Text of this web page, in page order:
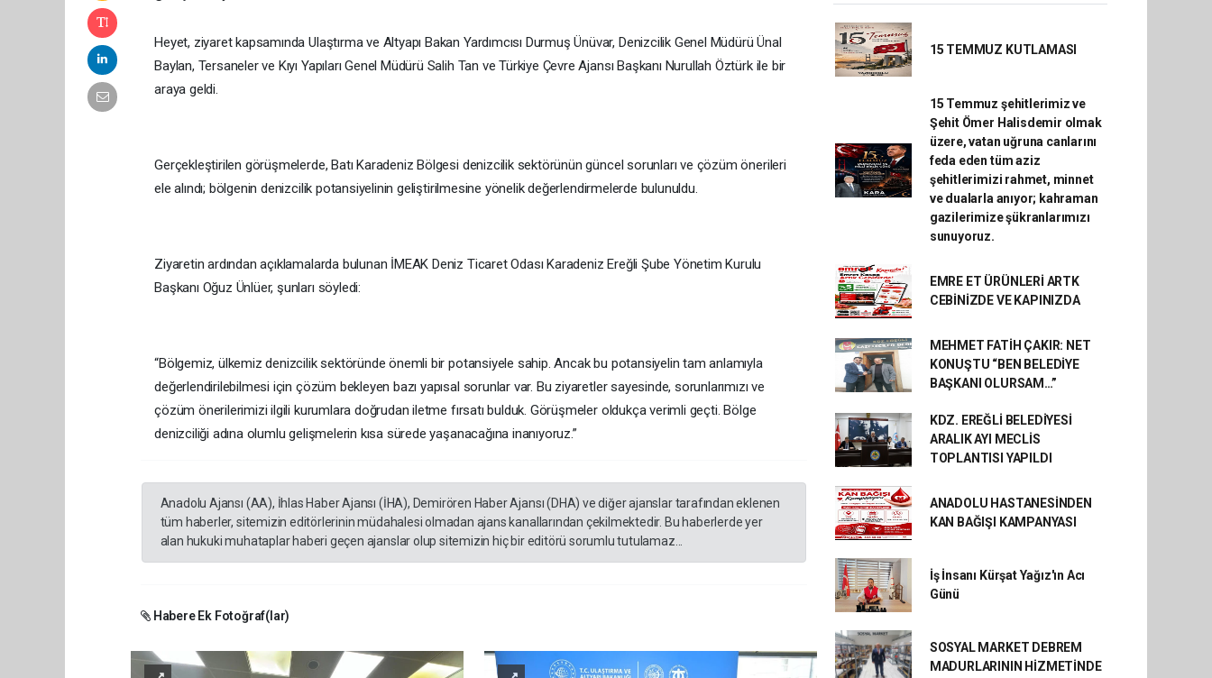
Heyet, ziyaret kapsamında Ulaştırma ve Altyapı Bakan Yardımcısı Durmuş Ünüvar, Denizcilik Genel Müdürü Ünal
Baylan, Tersaneler ve Kıyı Yapıları Genel Müdürü Salih Tan ve Türkiye Çevre Ajansı Başkanı Nurullah Öztürk ile bir
araya geldi.
Gerçekleştirilen görüşmelerde, Batı Karadeniz Bölgesi denizcilik sektörünün güncel sorunları ve çözüm önerileri
ele alındı; bölgenin denizcilik potansiyelinin geliştirilmesine yönelik değerlendirmelerde bulunuldu.
Ziyaretin ardından açıklamalarda bulunan İMEAK Deniz Ticaret Odası Karadeniz Ereğli Şube Yönetim Kurulu
Başkanı Oğuz Ünlüer, şunları söyledi:
“Bölgemiz, ülkemiz denizcilik sektöründe önemli bir potansiyele sahip. Ancak bu potansiyelin tam anlamıyla
değerlendirilebilmesi için çözüm bekleyen bazı yapısal sorunlar var. Bu ziyaretler sayesinde, sorunlarımızı ve
çözüm önerilerimizi ilgili kurumlara doğrudan iletme fırsatı bulduk. Görüşmeler oldukça verimli geçti. Bölge
denizciliği adına olumlu gelişmelerin kısa sürede yaşanacağına inanıyoruz.”
Anadolu Ajansı (AA), İhlas Haber Ajansı (İHA), Demirören Haber Ajansı (DHA) ve diğer ajanslar tarafından eklenen
tüm haberler, sitemizin editörlerinin müdahalesi olmadan ajans kanallarından çekilmektedir. Bu haberlerde yer
alan hukuki muhataplar haberi geçen ajanslar olup sitemizin hiç bir editörü sorumlu tutulamaz...
Habere Ek Fotoğraf(lar)
15 TEMMUZ KUTLAMASI
15 Temmuz şehitlerimiz ve
Şehit Ömer Halisdemir olmak
üzere, vatan uğruna canlarını
feda eden tüm aziz
şehitlerimizi rahmet, minnet
ve dualarla anıyor; kahraman
gazilerimize şükranlarımızı
sunuyoruz.
EMRE ET ÜRÜNLERİ ARTK
CEBİNİZDE VE KAPINIZDA
MEHMET FATİH ÇAKIR: NET
KONUŞTU “BEN BELEDİYE
BAŞKANI OLURSAM…”
KDZ. EREĞLİ BELEDİYESİ
ARALIK AYI MECLİS
TOPLANTISI YAPILDI
ANADOLU HASTANESİNDEN
KAN BAĞIŞI KAMPANYASI
İş İnsanı Kürşat Yağız'ın Acı
Günü
SOSYAL MARKET DEBREM
MADURLARININ HİZMETİNDE